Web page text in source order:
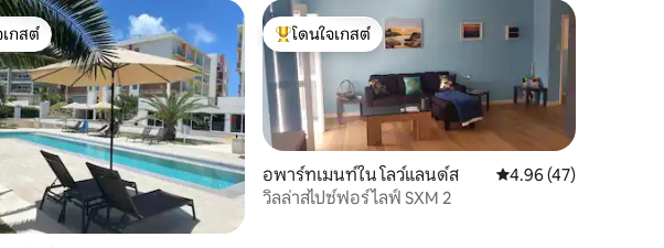
สต์ที่สุด
เกสต์
โดนใจเกสต์ที่สุด
โดนใจเกสต์
อพาร์ทเมนท์ใน โลว์แลนด์ส คะแนนเฉลี่ย 4.96 จาก
4.96 (47)
วิลล่าสไปซ์ฟอร์ไลฟ์ SXM 2